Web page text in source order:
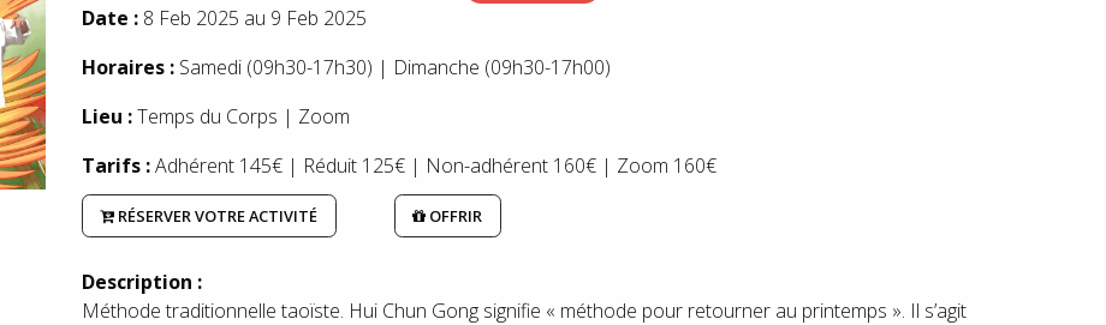
Date :8 Feb 2025 au 9 Feb 2025
Horaires :Samedi (09h30-17h30) | Dimanche (09h30-17h00)
Lieu :Temps du Corps | Zoom
Tarifs :Adhérent 145€ | Réduit 125€ | Non-adhérent 160€ | Zoom 160€
RÉSERVER VOTRE ACTIVITÉ OFFRIR
Description :
Méthode traditionnelle taoïste. Hui Chun Gong signifie « méthode pour retourner au printemps ». Il s’agit